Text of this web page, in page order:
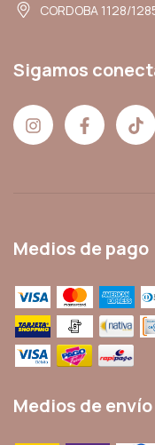
CORDOBA 1128/
Sigamos
Medios de pago
Medios de envío